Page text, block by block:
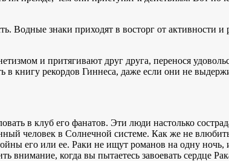
Водные знаки приходят в восторг от активности
и притягивают друг друга, перенося
книгу рекордов Гиннеса, даже если они не
в клуб его фанатов. Эти люди настолько
человек в Солнечной системе. Как же не
его или ее. Раки не ищут романов на одну
внимание, когда вы пытаетесь завоевать сердце